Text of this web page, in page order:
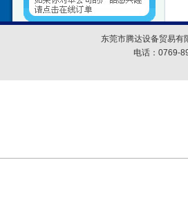
东莞市腾达设备贸易有
电话：0769-